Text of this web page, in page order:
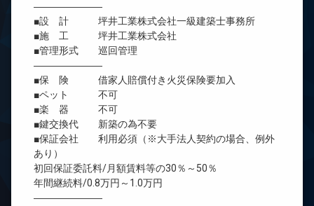
―――――――
■設 計 坪井工業株式会社一級建築士事務所
■施 工 坪井工業株式会社
■管理形式 巡回管理
―――――――
■保 険 借家人賠償付き火災保険要加入
■ペット 不可
■楽 器 不可
■鍵交換代 新築の為不要
■保証会社 利用必須（※大手法人契約の場合、例外
あり）
初回保証委託料/月額賃料等の30％～50％
年間継続料/0.8万円～1.0万円
―――――――